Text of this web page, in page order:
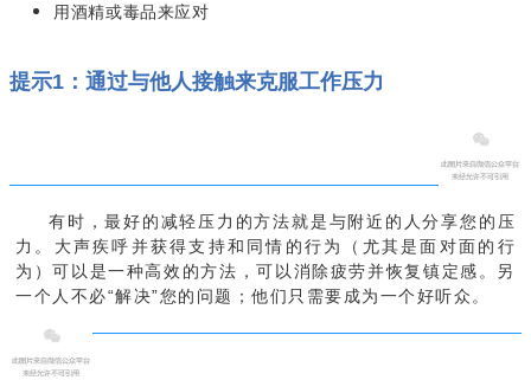
用酒精或毒品来应对
提示1： 通过与他人接触来克服工作压力
有时，最好的减轻压力的方法就是与附近的人分享您的压
力。大声疾呼并获得支持和同情的行为（尤其是面对面的行
为）可以是一种高效的方法，可以消除疲劳并恢复镇定感。另
一个人不必“解决”您的问题；他们只需要成为一个好听众。